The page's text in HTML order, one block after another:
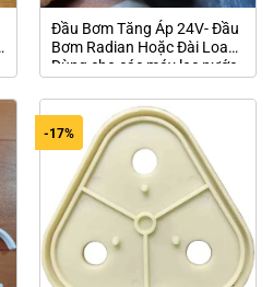
Đầu Bơm Tăng Áp 24V- Đầu
Bơm Radian Hoặc Đài Loan-
Dùng cho các máy lọc nước
-17%